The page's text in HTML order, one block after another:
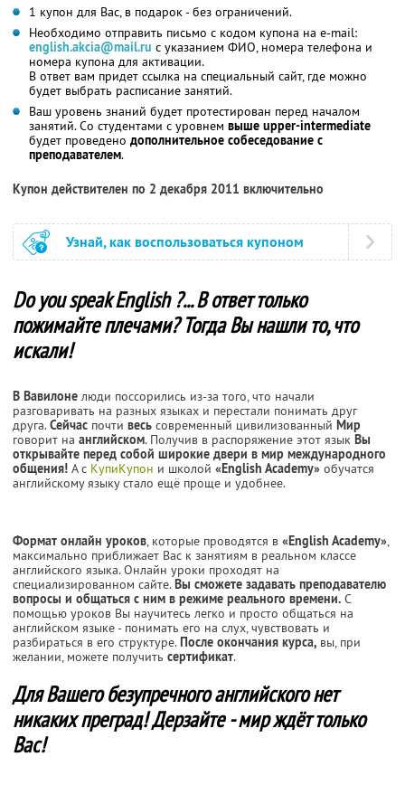
1 купон для Вас, в подарок - без ограничений.
Необходимо отправить письмо с кодом купона на e-mail:
english.akcia@mail.ru с указанием ФИО, номера телефона и
номера купона для активации.
В ответ вам придет ссылка на специальный сайт, где можно
будет выбрать расписание занятий.
Ваш уровень знаний будет протестирован перед началом
занятий. Со студентами с уровнем выше upper-intermediate
будет проведено дополнительное собеседование с
преподавателем.
Купон действителен по 2 декабря 2011 включительно
Узнай, как воспользоваться купоном
Do you speak English ?... В ответ только
пожимайте плечами? Тогда Вы нашли то, что
искали!
В Вавилоне люди поссорились из-за того, что начали
разговаривать на разных языках и перестали понимать друг
друга.Сейчас почти весь современный цивилизованный Мир
говорит на английском. Получив в распоряжение этот язык Вы
открывайте перед собой широкие двери в мир международного
общения! А с КупиКупон и школой «English Academy» обучатся
английскому языку стало ещё проще и удобнее.
Формат онлайн уроков, которые проводятся в «English Academy»,
максимально приближает Вас к занятиям в реальном классе
английского языка. Онлайн уроки проходят на
специализированном сайте.Вы сможете задавать преподавателю
вопросы и общаться с ним в режиме реального времени. С
помощью уроков Вы научитесь легко и просто общаться на
английском языке - понимать его на слух, чувствовать и
разбираться в его структуре.После окончания курса, вы, при
желании, можете получить сертификат.
Для Вашего безупречного английского нет
никаких преград! Дерзайте - мир ждёт только
Вас!